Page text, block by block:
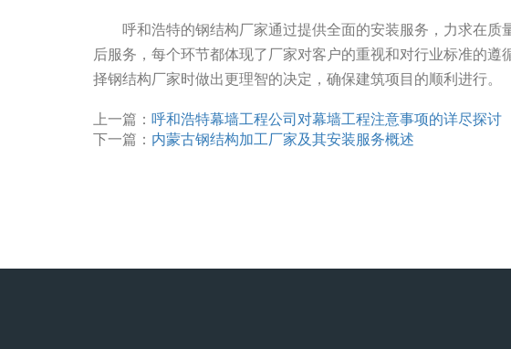
呼和浩特的钢结构厂家通过提供全面的安装服务，力求在质
后服务，每个环节都体现了厂家对客户的重视和对行业标准的
择钢结构厂家时做出更理智的决定，确保建筑项目的顺利进行。
上一篇： 呼和浩特幕墙工程公司对幕墙工程注意事项的详尽探讨
下一篇： 内蒙古钢结构加工厂家及其安装服务概述